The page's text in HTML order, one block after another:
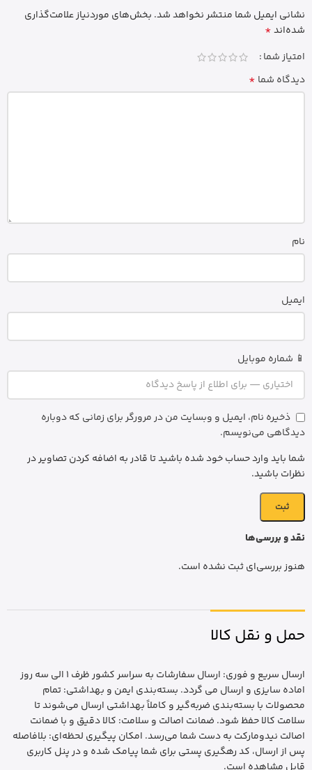
نقد و بررسی‌ها
هنوز بررسی‌ای ثبت نشده است.
نشانی ایمیل شما منتشر نخواهد شد. بخش‌های موردنیاز علامت‌گذاری
شده‌اند*
امتیاز شما
دیدگاه شما *
نام
ایمیل
📱 شماره موبایل
ذخیره نام، ایمیل و وبسایت من در مرورگر برای زمانی که دوباره
دیدگاهی می‌نویسم.
شما باید وارد حساب خود شده باشید تا قادر به اضافه کردن تصاویر در
نظرات باشید.
حمل و نقل کالا
ارسال سریع و فوری: ارسال سفارشات به سراسر کشور ظرف 1 الی سه روز
اماده سایزی و ارسال می گردد. بسته‌بندی ایمن و بهداشتی: تمام
محصولات با بسته‌بندی ضربه‌گیر و کاملاً بهداشتی ارسال می‌شوند تا
سلامت کالا حفظ شود. ضمانت اصالت و سلامت: کالا دقیق و با ضمانت
اصالت نیدومارکت به دست شما می‌رسد. امکان پیگیری لحظه‌ای: بلافاصله
پس از ارسال، کد رهگیری پستی برای شما پیامک شده و در پنل کاربری